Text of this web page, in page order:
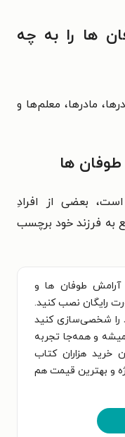
ها را به چه
مادرها، معلم‌ها و
ها
بعضی از افرادِ
به فرزند خود برچسب
آرامش طوفان ها و
رایگان نصب کنید.
را شخصی‌سازی کنید
و همه‌جا تجربه
خرید هزاران کتاب
و بهترین قیمت هم